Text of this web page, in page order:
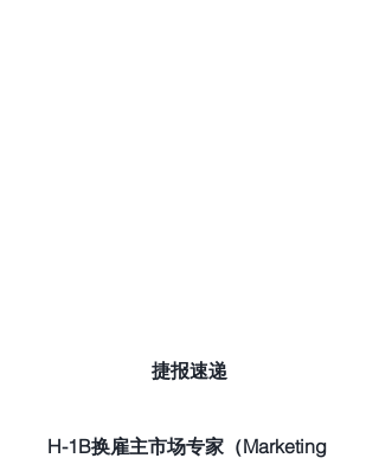
捷报速递
H-1B换雇主市场专家（Marketing